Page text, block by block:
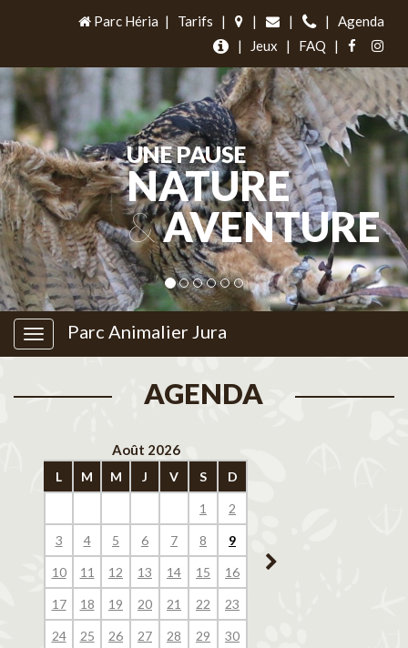
Parc Héria | Tarifs | | | |
Agenda
|
Jeux | FAQ |
UNE PAUSE
NATURE
&AVENTURE
Parc Animalier Jura
AGENDA
Août 2026
L M M J V S D
1 2
3 4 5 6 7 8 9
10 11 12 13 14 15 16
17 18 19 20 21 22 23
24 25 26 27 28 29 30
14